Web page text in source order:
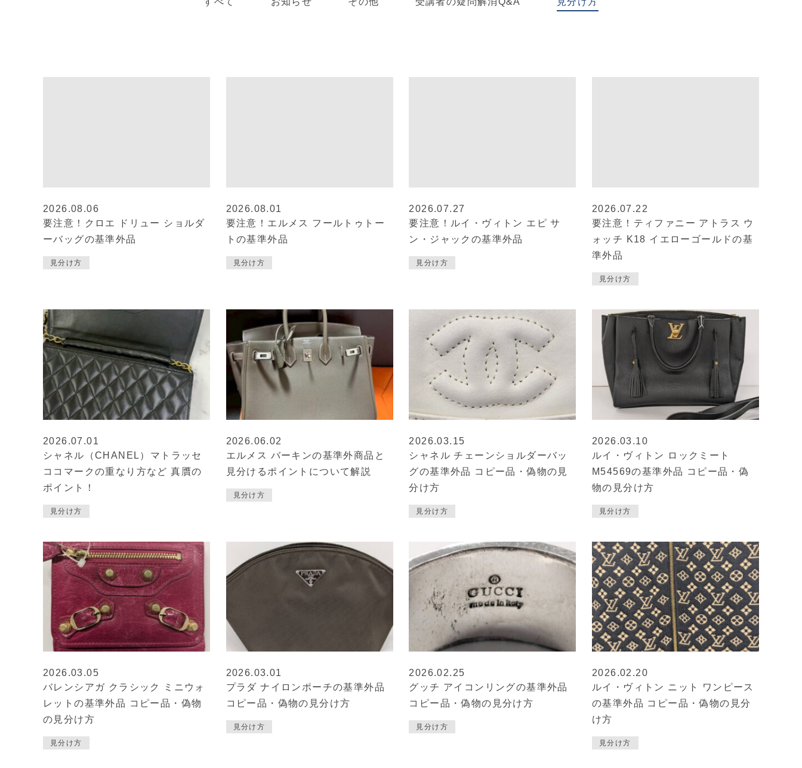
2026.08.06
要注意！クロエ ドリュー ショルダ
ーバッグの基準外品
見分け方
2026.08.01
要注意！エルメス フールトゥトー
トの基準外品
見分け方
2026.07.27
要注意！ルイ・ヴィトン エピ サ
ン・ジャックの基準外品
見分け方
2026.07.22
要注意！ティファニー アトラス ウ
ォッチ K18 イエローゴールドの基
準外品
見分け方
2026.07.01
シャネル（CHANEL）マトラッセ
ココマークの重なり方など 真贋の
ポイント！
見分け方
2026.06.02
エルメス バーキンの基準外商品と
見分けるポイントについて解説
見分け方
2026.03.15
シャネル チェーンショルダーバッ
グの基準外品 コピー品・偽物の見
分け方
見分け方
2026.03.10
ルイ・ヴィトン ロックミート
M54569の基準外品 コピー品・偽
物の見分け方
見分け方
2026.03.05
バレンシアガ クラシック ミニウォ
レットの基準外品 コピー品・偽物
の見分け方
見分け方
2026.03.01
プラダ ナイロンポーチの基準外品
コピー品・偽物の見分け方
見分け方
2026.02.25
グッチ アイコンリングの基準外品
コピー品・偽物の見分け方
見分け方
2026.02.20
ルイ・ヴィトン ニット ワンピース
の基準外品 コピー品・偽物の見分
け方
見分け方